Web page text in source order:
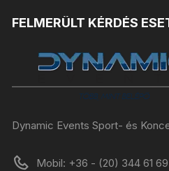
FELMERÜLT KÉRDÉS
Dynamic Events Sport- és
Mobil: +36 - (20) 344 61 69